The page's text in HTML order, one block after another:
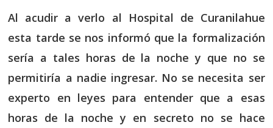
Al acudir a verlo al Hospital de Curanilahue
esta tarde se nos informó que la formalización
sería a tales horas de la noche y que no se
permitiría a nadie ingresar. No se necesita ser
experto en leyes para entender que a esas
horas de la noche y en secreto no se hace